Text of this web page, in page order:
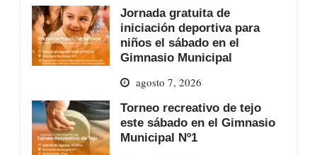
Jornada gratuita de
iniciación deportiva para
niños el sábado en el
Gimnasio Municipal
agosto 7, 2026
Torneo recreativo de tejo
este sábado en el Gimnasio
Municipal Nº1